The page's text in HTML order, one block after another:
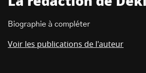
Biographie à compléter
Voir les publications de l'auteur